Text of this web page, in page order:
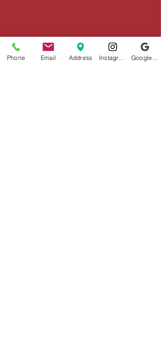
Phone Email Address